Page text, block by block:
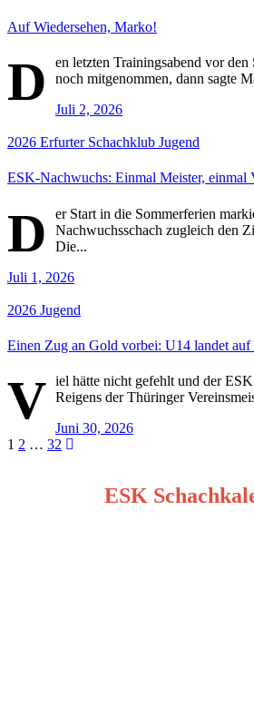
Auf Wiedersehen, Marko!
D
en letzten Trainingsabend vor den
noch mitgenommen, dann sagte
Juli 2, 2026
2026 Erfurter Schachklub Jugend
ESK-Nachwuchs: Einmal Meister, einmal
D
er Start in die Sommerferien
Nachwuchsschach zugleich den
Die...
Juli 1, 2026
2026 Jugend
Einen Zug an Gold vorbei: U14 landet auf
V iel hätte nicht gefehlt und der
Reigens der Thüringer
Juni 30, 2026
Seitennummerierung
1 2 … 32
ESK